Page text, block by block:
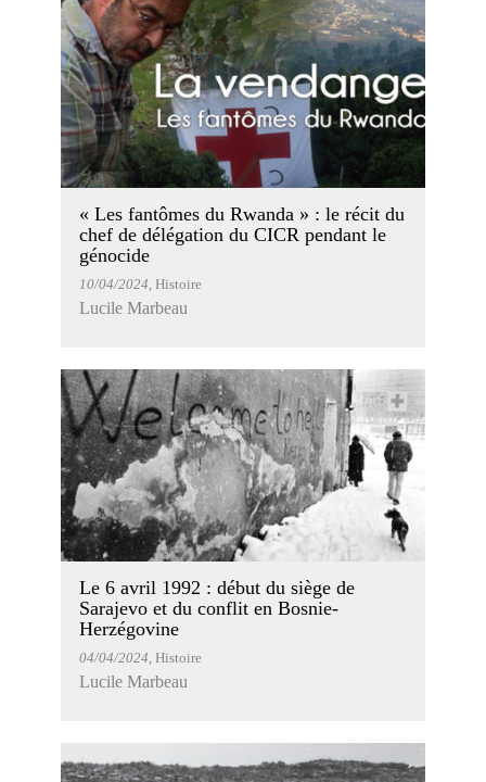
« Les fantômes du Rwanda » : le récit du
chef de délégation du CICR pendant le
génocide
10/04/2024, Histoire
Lucile Marbeau
Le 6 avril 1992 : début du siège de
Sarajevo et du conflit en Bosnie-
Herzégovine
04/04/2024, Histoire
Lucile Marbeau